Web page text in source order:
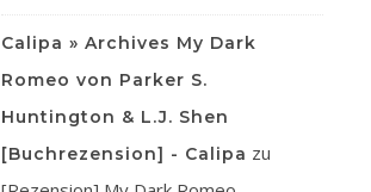
Calipa » Archives My Dark
Romeo von Parker S.
Huntington & L.J. Shen
[Buchrezension] - Calipa zu